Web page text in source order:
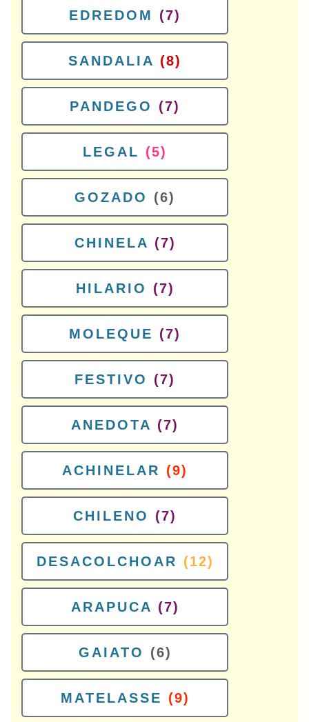
EDREDOM (7)
SANDALIA (8)
PANDEGO (7)
LEGAL (5)
GOZADO (6)
CHINELA (7)
HILARIO (7)
MOLEQUE (7)
FESTIVO (7)
ANEDOTA (7)
ACHINELAR (9)
CHILENO (7)
DESACOLCHOAR (12)
ARAPUCA (7)
GAIATO (6)
MATELASSE (9)